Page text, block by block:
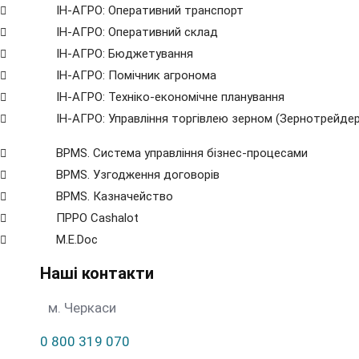
ІН-АГРО: Оперативний транспорт
ІН-АГРО: Оперативний склад
ІН-АГРО: Бюджетування
ІН-АГРО: Помічник агронома
ІН-АГРО: Техніко-економічне планування
ІН-АГРО: Управління торгівлею зерном
BPMS. Система управління бізнес-процесами
BPМS. Узгодження договорів
BPМS. Казначейство
ПРРО Cashalot
M.E.Doc
Наші контакти
м. Черкаси
0 800 319 070